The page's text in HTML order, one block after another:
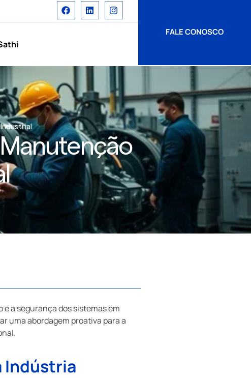
FALE CONOSCO
a segurança dos sistemas em
uma abordagem proativa para a
Indústria